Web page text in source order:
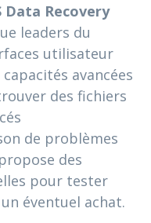
Data Recovery
leaders du
utilisateur
avancées
des fichiers
de problèmes
des
pour tester
éventuel achat.